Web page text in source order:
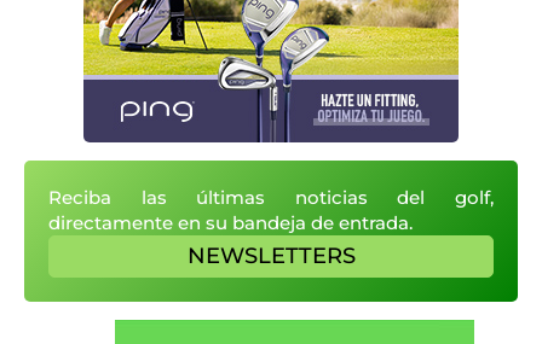
Reciba las últimas noticias del golf,
directamente en su bandeja de entrada.
NEWSLETTERS